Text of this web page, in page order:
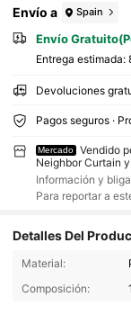
Envío a Spain
Envío
Entrega estimada:
Devoluciones
Pagos seguros ·
Mercado
Vendido
Neighbor Curtain
Información y
Para reportar a
Detalles Del
Material:
Composición: